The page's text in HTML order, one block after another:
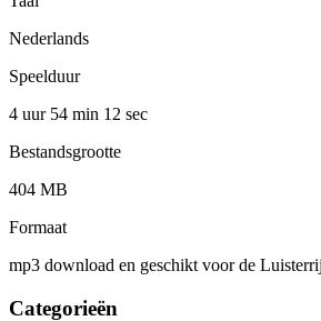
Nederlands
Speelduur
4 uur 54 min 12 sec
Bestandsgrootte
404 MB
Formaat
mp3 download en geschikt voor de
Categorieën